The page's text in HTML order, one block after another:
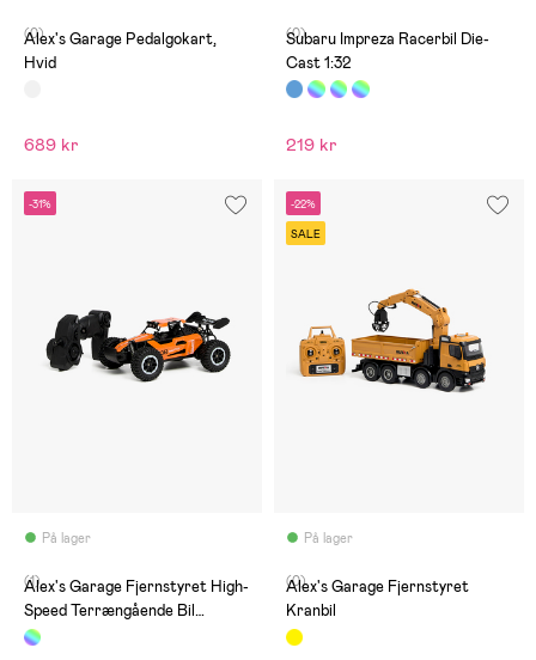
(0)
Alex's Garage Pedalgokart,
Hvid
689 kr
(0)
Subaru Impreza Racerbil Die-
Cast 1:32
219 kr
-31%
På lager
(1)
Alex's Garage Fjernstyret High-
Speed Terrængående Bil
Blandet Udvalg
-22%
SALE
På lager
(0)
Alex's Garage Fjernstyret
Kranbil